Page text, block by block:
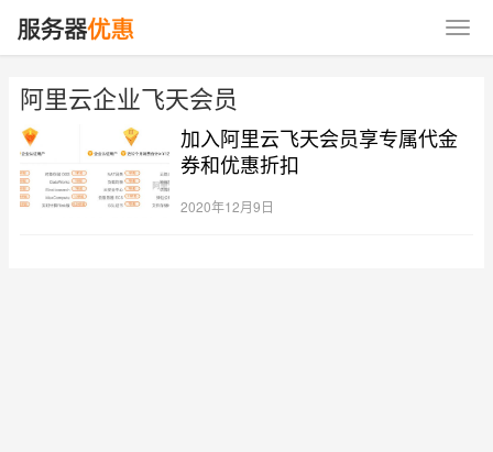
阿里云企业飞天会员
加入阿里云飞天会员享专属代金
券和优惠折扣
2020年12月9日